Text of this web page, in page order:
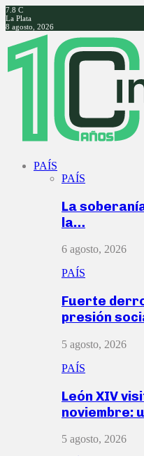
7.8 C
La Plata
8 agosto, 2026
Facebook
Twitter
Instagram
Youtube
PAÍS
PAÍS
La
la…
6 agosto, 2026
PAÍS
Fuerte
presión
5 agosto, 2026
PAÍS
León XIV
noviembre:
5 agosto, 2026